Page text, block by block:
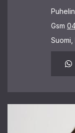
Puhelin
Gsm
Suomi,